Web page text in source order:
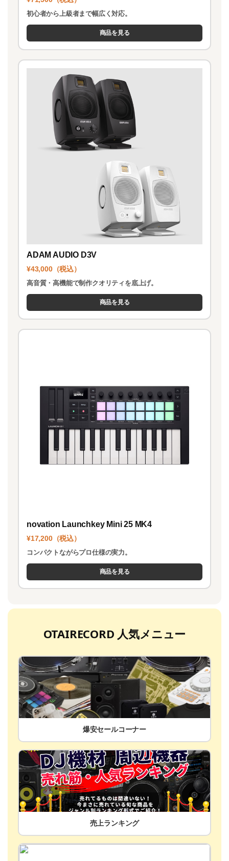
初心者から上級者まで幅広く対応。
商品を見る
ADAM AUDIO D3V
¥43,000（税込）
高音質・高機能で制作クオリティを底上げ。
商品を見る
novation Launchkey Mini 25 MK4
¥17,200（税込）
コンパクトながらプロ仕様の実力。
商品を見る
OTAIRECORD 人気メニュー
爆安セールコーナー
売上ランキング